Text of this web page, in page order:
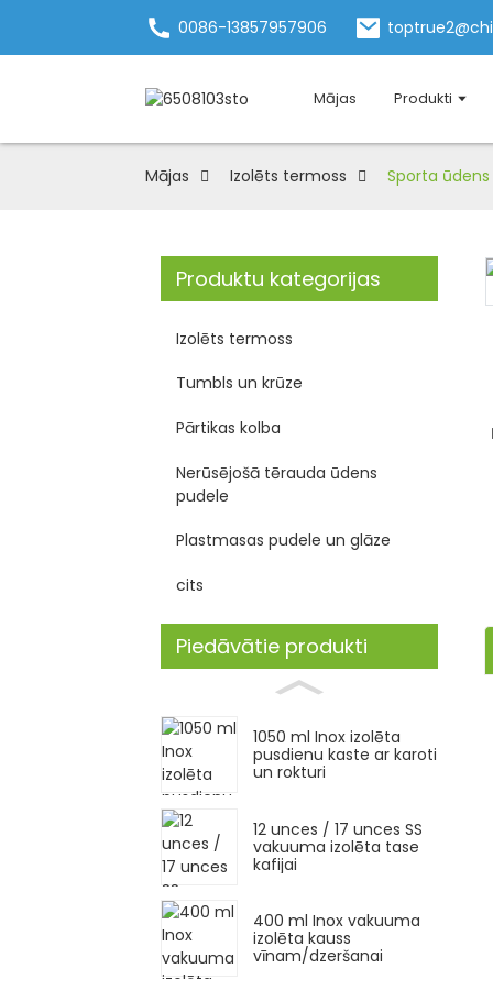
0086-13857957906
Mājas Produkti
Mājas Izolēts termoss Sporta
Produktu kategorijas
Izolēts termoss
Tumbls un krūze
Pārtikas kolba
Nerūsējošā tērauda ūdens
pudele
Plastmasas pudele un glāze
cits
Piedāvātie produkti
1050 ml Inox izolēta
pusdienu kaste ar karoti
un rokturi
12 unces / 17 unces SS
vakuuma izolēta tase
kafijai
400 ml Inox vakuuma
izolēta kauss
vīnam/dzeršanai
Loading...
Loading...